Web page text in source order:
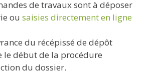
de travaux sont à déposer
ou saisies directement en ligne
du récépissé de dépôt
le début de la procédure
du dossier.